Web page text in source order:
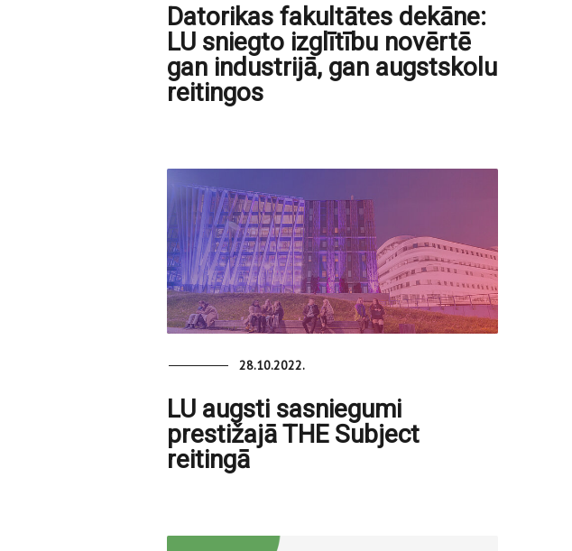
Datorikas fakultātes dekāne:
LU sniegto izglītību novērtē
gan industrijā, gan augstskolu
reitingos
28.10.2022.
LU augsti sasniegumi
prestižajā THE Subject
reitingā